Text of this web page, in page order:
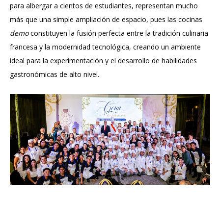
para albergar a cientos de estudiantes, representan mucho
más que una simple ampliación de espacio, pues las cocinas
democonstituyen la fusión perfecta entre la tradición culinaria
francesa y la modernidad tecnológica, creando un ambiente
ideal para la experimentación y el desarrollo de habilidades
gastronómicas de alto nivel.